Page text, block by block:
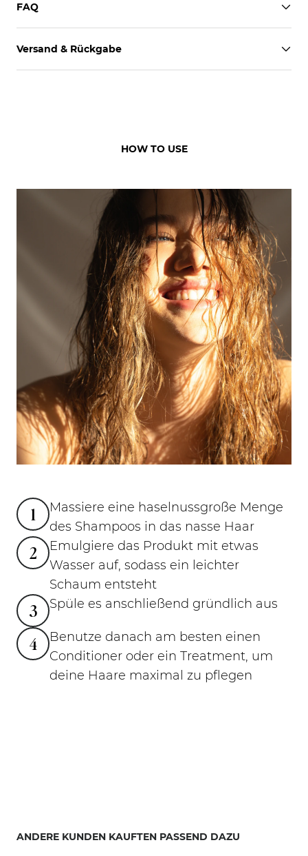
FAQ
Versand & Rückgabe
HOW TO USE
1
Massiere eine haselnussgroße Menge
des Shampoos in das nasse Haar
2
Emulgiere das Produkt mit etwas
Wasser auf, sodass ein leichter
Schaum entsteht
3 Spüle es anschließend gründlich aus
4
Benutze danach am besten einen
Conditioner oder ein Treatment, um
deine Haare maximal zu pflegen
ANDERE KUNDEN KAUFTEN PASSEND DAZU